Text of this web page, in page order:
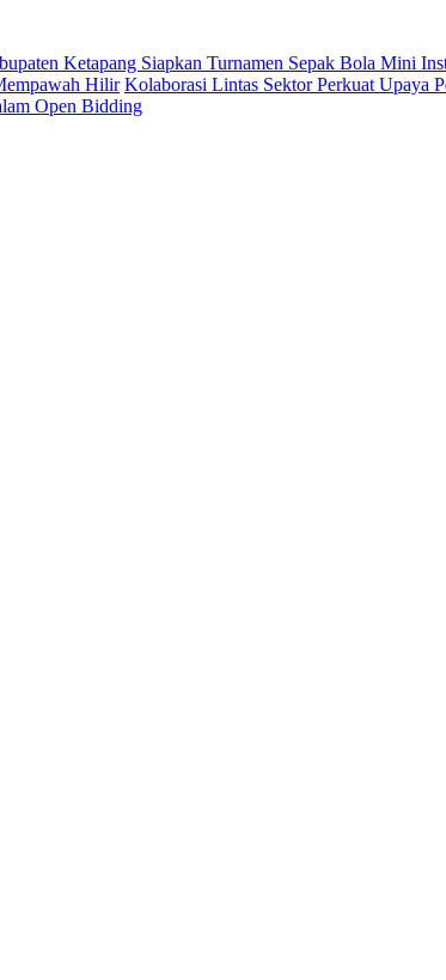
Ketapang Siapkan Turnamen Sepak Bola Mini
Hilir Kolaborasi Lintas Sektor Perkuat Upaya
Open Bidding